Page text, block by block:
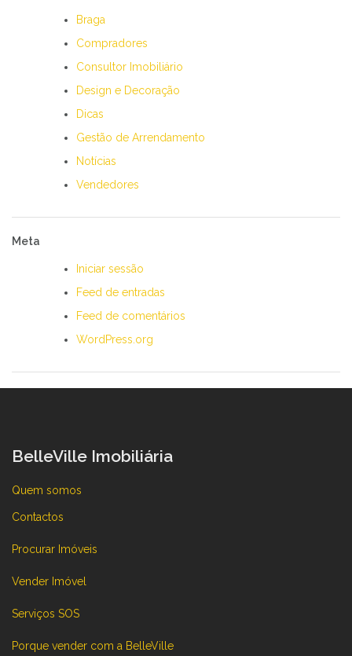
Braga
Compradores
Consultor Imobiliário
Design e Decoração
Dicas
Gestão de Arrendamento
Notícias
Vendedores
Meta
Iniciar sessão
Feed de entradas
Feed de comentários
WordPress.org
BelleVille Imobiliária
Quem somos
Contactos
Procurar Imóveis
Vender Imóvel
Serviços SOS
Porque vender com a BelleVille